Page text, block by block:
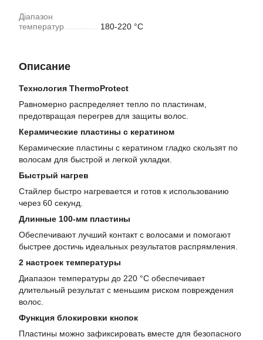
Діапазон
температур
180-220 °С
Описание
Технология ThermoProtect
Равномерно распределяет тепло по пластинам,
предотвращая перегрев для защиты волос.
Керамические пластины с кератином
Керамические пластины с кератином гладко скользят по
волосам для быстрой и легкой укладки.
Быстрый нагрев
Стайлер быстро нагревается и готов к использованию
через 60 секунд.
Длинные 100-мм пластины
Обеспечивают лучший контакт с волосами и помогают
быстрее достичь идеальных результатов распрямления.
2 настроек температуры
Диапазон температуры до 220 °С обеспечивает
длительный результат с меньшим риском повреждения
волос.
Функция блокировки кнопок
Пластины можно зафиксировать вместе для безопасного